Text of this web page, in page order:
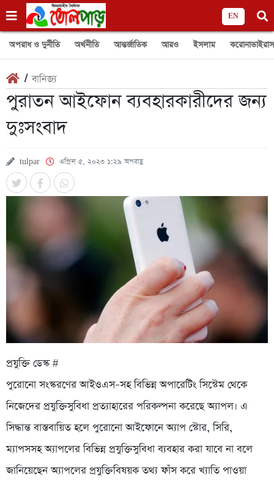
EN
অপরাধ ও দুর্নীতি অর্থনীতি আন্তর্জাতিক আরও ইসলাম করোনাভাইরাস
/বানিজ্য
পুরাতন আইফোন ব্যবহারকারীদের জন্য
দুঃসংবাদ
tulpar এপ্রিল ৫, ২০২৩ ১:২৯ অপরাহ্ণ
প্রযুক্তি ডেস্ক #
পুরোনো সংস্করণের আইওএস–সহ বিভিন্ন অপারেটিং সিস্টেম থেকে
নিজেদের প্রযুক্তিসুবিধা প্রত্যাহারের পরিকল্পনা করেছে অ্যাপল। এ
সিদ্ধান্ত বাস্তবায়িত হলে পুরোনো আইফোনে অ্যাপ স্টোর, সিরি,
ম্যাপসসহ অ্যাপলের বিভিন্ন প্রযুক্তিসুবিধা ব্যবহার করা যাবে না বলে
জানিয়েছেন অ্যাপলের প্রযুক্তিবিষয়ক তথ্য ফাঁস করে খ্যাতি পাওয়া